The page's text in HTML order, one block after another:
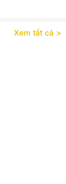
Xem tất cả >